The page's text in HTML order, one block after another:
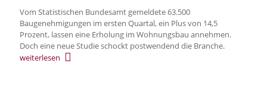
Vom Statistischen Bundesamt gemeldete 63.500
Baugenehmigungen im ersten Quartal, ein Plus von 14,5
Prozent, lassen eine Erholung im Wohnungsbau annehmen.
Doch eine neue Studie schockt postwendend die Branche.
weiterlesen